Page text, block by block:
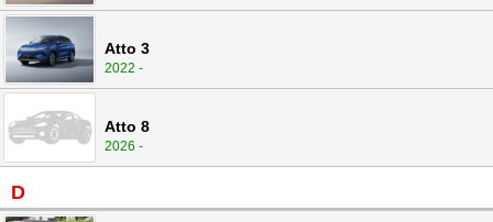
Atto 3
2022 -
Atto 8
2026 -
D